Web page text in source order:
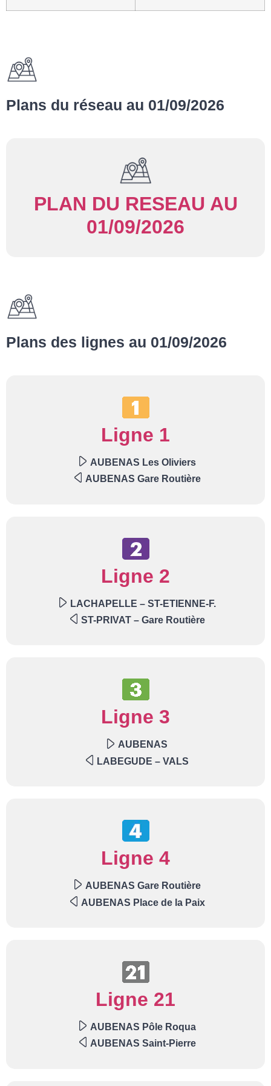
Plans du réseau au 01/09/2026
PLAN DU RESEAU AU
01/09/2026
Plans des lignes au 01/09/2026
Ligne 1
AUBENAS Les Oliviers
AUBENAS Gare Routière
Ligne 2
LACHAPELLE – ST-ETIENNE-F.
ST-PRIVAT – Gare Routière
Ligne 3
AUBENAS
LABEGUDE – VALS
Ligne 4
AUBENAS Gare Routière
AUBENAS Place de la Paix
Ligne 21
AUBENAS Pôle Roqua
AUBENAS Saint-Pierre